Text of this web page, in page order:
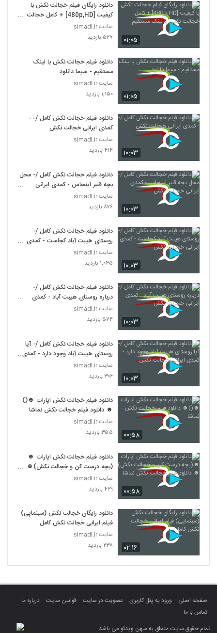
۰۱:۰۵
دانلود رایگان فیلم خجالت نکش با
کیفیت [480p,HD] + کامل خجالت
نکش با لینک مستقیم
سایت simadl.ir
۵۲۷ بازدید
۰۱:۰۵
دانلود فیلم خجالت نکش با لینک
مستقیم - سیما دانلود
سایت simadl.ir
۱,۱۵۰ بازدید
۱۰:۰۳
دانلود فیلم خجالت نکش کامل /- -
کمدی ایرانی خجالت نکش
سایت simadl.ir
۴۱۴ بازدید
۱۰:۰۳
دانلود فیلم خجالت نکش کامل /- محل
بچه قنبر اینجاس - کمدی ایرانی
خجالت نکش
سایت simadl.ir
۸۷۶ بازدید
۱۰:۰۳
دانلود فیلم خجالت نکش کامل /-
روستای هیبت آباد کجاست - کمدی
ایرانی خجالت نکش
سایت simadl.ir
۱,۰۴۵ بازدید
۱۰:۰۳
دانلود فیلم خجالت نکش کامل /-
درباره روستای هیبت آباد - کمدی
ایرانی خجالت نکش
سایت simadl.ir
۵۷۴ بازدید
۱۰:۰۳
دانلود فیلم خجالت نکش کامل /- آیا
روستای هیبت آباد وجود دارد - کمدی
ایرانی خجالت نکش
سایت simadl.ir
۳۰۶ بازدید
۰۰:۵۸
دانلود فیلم خجالت نکش اپارات ☻()
☻ دانلود فیلم خجالت نکش نماشا
سایت simadl.ir
۳۵۵ بازدید
۰۰:۵۸
دانلود فیلم خجالت نکش اپارات ☻
(بچه درست کن و خجالت نکش)☻
دانلود فیلم خجالت نکش نماشا
سایت simadl.ir
۴۲۹ بازدید
۰۲:۱۶
دانلود رایگان خجالت نکش (سبنماپی)
فیلم ایرانی خجالت نکش کامل
سایت simadl.ir
۲۳۸ بازدید
صفحه اصلی ورود به پنل کاربری عضویت در سایت قوانین سایت
درباره ما
تماس با ما
تمام حقوق سایت متعلق به میهن ویدئو می باشد.